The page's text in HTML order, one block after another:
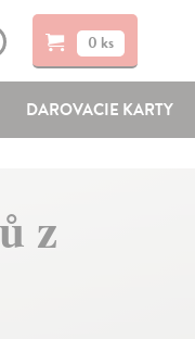
0 ks
DAROVACIE KARTY
z